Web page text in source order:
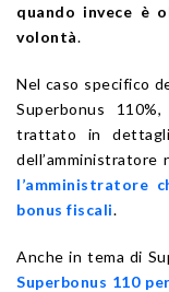
quando invece è
volontà.
Nel caso specifico
Superbonus
trattato in
dell’amministratore
l’amministratore
bonus fiscali.
Anche in tema di
Superbonus 110